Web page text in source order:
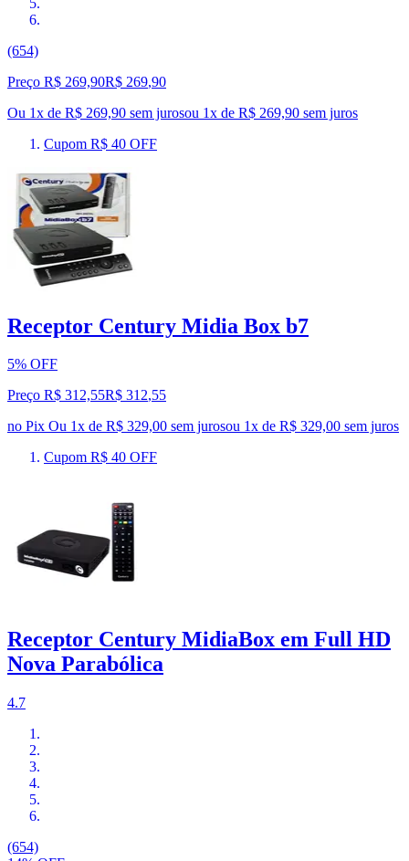
(654)
Preço R$ 269,90R$ 269,90
Ou 1x de R$ 269,90 sem jurosou 1x de R$ 269,90 sem juros
Cupom R$ 40 OFF
Receptor Century Midia Box b7
5% OFF
Preço R$ 312,55R$ 312,55
no Pix Ou 1x de R$ 329,00 sem jurosou 1x de R$ 329,00 sem juros
Cupom R$ 40 OFF
Receptor Century MidiaBox em Full HD
Nova Parabólica
4.7
(654)